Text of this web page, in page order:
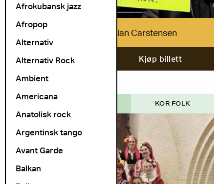
Afrokubansk jazz
Afropop
Alternativ
Alternativ Rock
Ambient
Americana
Anatolisk rock
Argentinsk tango
Avant Garde
Balkan
Ola Kvernberg & Stian Carstensen
2. oktober Kjøp billett
KOR FOLK